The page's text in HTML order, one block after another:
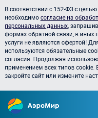
В соответствии с 152-ФЗ с целью
необходимосогласие на
персональных данных ,
формах обратной связи, в иных
услуги не являются офертой!
используются обязательные
согласия. Продолжая
применением всех типов cookie.
закройте сайт или измените